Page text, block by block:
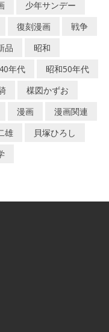
少年サンデー
復刻漫画
戦争
品
昭和
年代
昭和50年代
楳図かずお
漫画
漫画関連
雄
貝塚ひろし